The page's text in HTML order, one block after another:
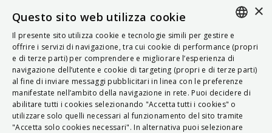
ITALIAN
ENGLISH
FRENCH
HUNGARIAN
DEUTSCH
×
Questo sito web utilizza cookie
Il presente sito utilizza cookie e tecnologie simili per gestire e
offrire i servizi di navigazione, tra cui cookie di performance (propri
e di terze parti) per comprendere e migliorare l’esperienza di
navigazione dell’utente e cookie di targeting (propri e di terze parti)
al fine di inviare messaggi pubblicitari in linea con le preferenze
manifestate nell’ambito della navigazione in rete. Puoi decidere di
abilitare tutti i cookies selezionando "Accetta tutti i cookies" o
utilizzare solo quelli necessari al funzionamento del sito tramite
"Accetta solo cookies necessari". In alternativa puoi selezionare